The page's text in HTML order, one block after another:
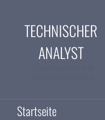
TECHNISCHER
ANALYST
Startseite